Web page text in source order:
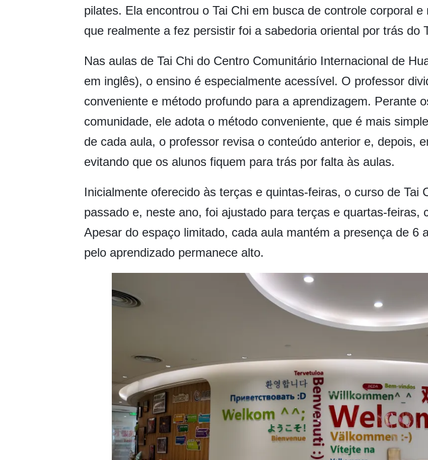
pilates. Ela encontrou o Tai Chi em busca de controle corporal
que realmente a fez persistir foi a sabedoria oriental por trás do
Nas aulas de Tai Chi do Centro Comunitário Internacional de
em inglês), o ensino é especialmente acessível. O professor
conveniente e método profundo para a aprendizagem. Perante
comunidade, ele adota o método conveniente, que é mais
de cada aula, o professor revisa o conteúdo anterior e, depois,
evitando que os alunos fiquem para trás por falta às aulas.
Inicialmente oferecido às terças e quintas-feiras, o curso de Tai
passado e, neste ano, foi ajustado para terças e quartas-feiras,
Apesar do espaço limitado, cada aula mantém a presença de 6
pelo aprendizado permanece alto.